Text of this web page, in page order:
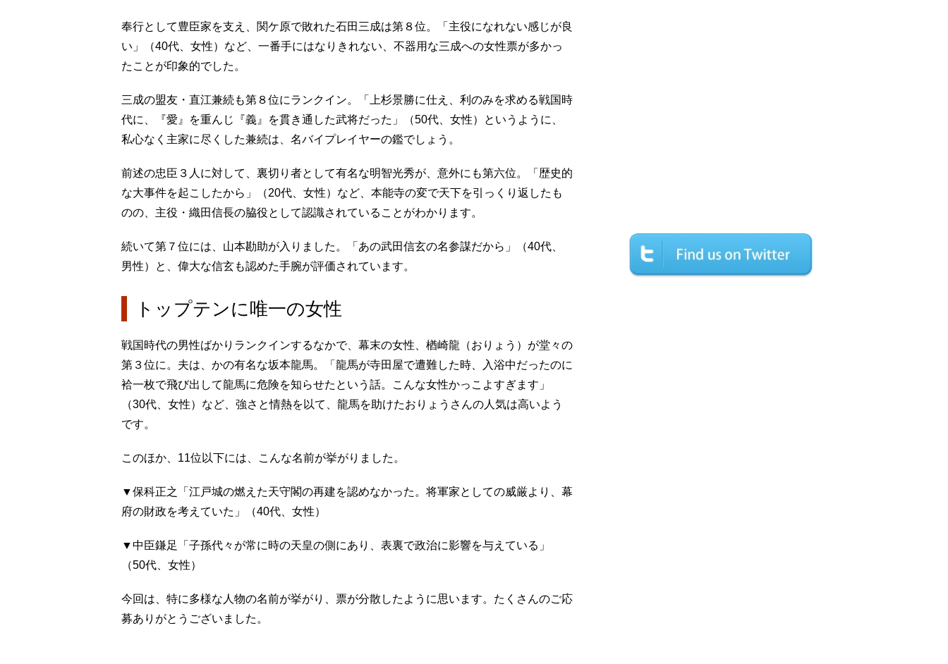
奉行として豊臣家を支え、関ケ原で敗れた石田三成は第８位。「主役になれない感じが良
い」（40代、女性）など、一番手にはなりきれない、不器用な三成への女性票が多かっ
たことが印象的でした。
三成の盟友・直江兼続も第８位にランクイン。「上杉景勝に仕え、利のみを求める戦国時
代に、『愛』を重んじ『義』を貫き通した武将だった」（50代、女性）というように、
私心なく主家に尽くした兼続は、名バイプレイヤーの鑑でしょう。
前述の忠臣３人に対して、裏切り者として有名な明智光秀が、意外にも第六位。「歴史的
な大事件を起こしたから」（20代、女性）など、本能寺の変で天下を引っくり返したも
のの、主役・織田信長の脇役として認識されていることがわかります。
続いて第７位には、山本勘助が入りました。「あの武田信玄の名参謀だから」（40代、
男性）と、偉大な信玄も認めた手腕が評価されています。
トップテンに唯一の女性
戦国時代の男性ばかりランクインするなかで、幕末の女性、楢崎龍（おりょう）が堂々の
第３位に。夫は、かの有名な坂本龍馬。「龍馬が寺田屋で遭難した時、入浴中だったのに
袷一枚で飛び出して龍馬に危険を知らせたという話。こんな女性かっこよすぎます」
（30代、女性）など、強さと情熱を以て、龍馬を助けたおりょうさんの人気は高いよう
です。
このほか、11位以下には、こんな名前が挙がりました。
▼保科正之「江戸城の燃えた天守閣の再建を認めなかった。将軍家としての威厳より、幕
府の財政を考えていた」（40代、女性）
▼中臣鎌足「子孫代々が常に時の天皇の側にあり、表裏で政治に影響を与えている」
（50代、女性）
今回は、特に多様な人物の名前が挙がり、票が分散したように思います。たくさんのご応
募ありがとうございました。